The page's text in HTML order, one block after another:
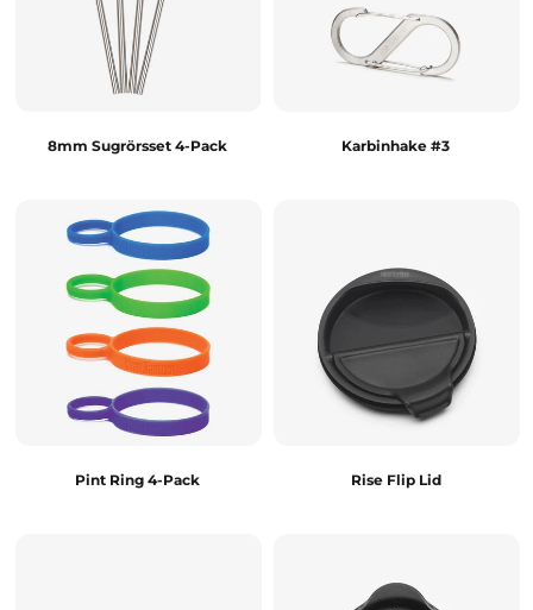
8mm Sugrörsset 4-Pack Karbinhake #3
Pint Ring 4-Pack Rise Flip Lid